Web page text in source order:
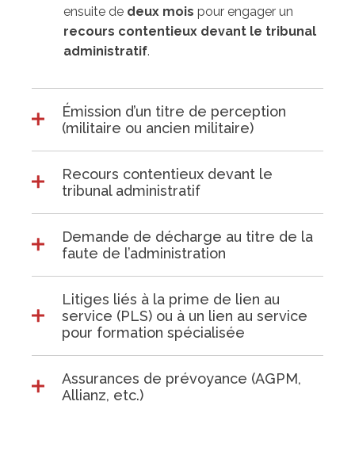
ensuite de deux mois pour engager un
recours contentieux devant le tribunal
administratif.
Émission d’un titre de perception
(militaire ou ancien militaire)
Recours contentieux devant le
tribunal administratif
Demande de décharge au titre de la
faute de l’administration
Litiges liés à la prime de lien au
service (PLS) ou à un lien au service
pour formation spécialisée
Assurances de prévoyance (AGPM,
Allianz, etc.)